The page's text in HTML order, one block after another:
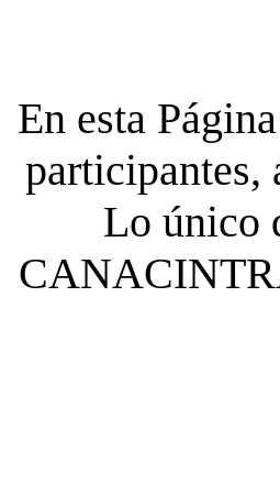
En esta
participantes,
Lo único